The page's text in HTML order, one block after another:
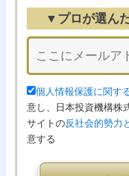
▼プロが選ん
個人情報保護に関す
意し、日本投資機構株
サイトの反社会的勢力
意する